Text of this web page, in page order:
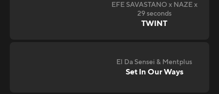
EFE SAVASTANO x NAZE x
29 seconds
TWINT
El Da Sensei & Mentplus
Set In Our Ways